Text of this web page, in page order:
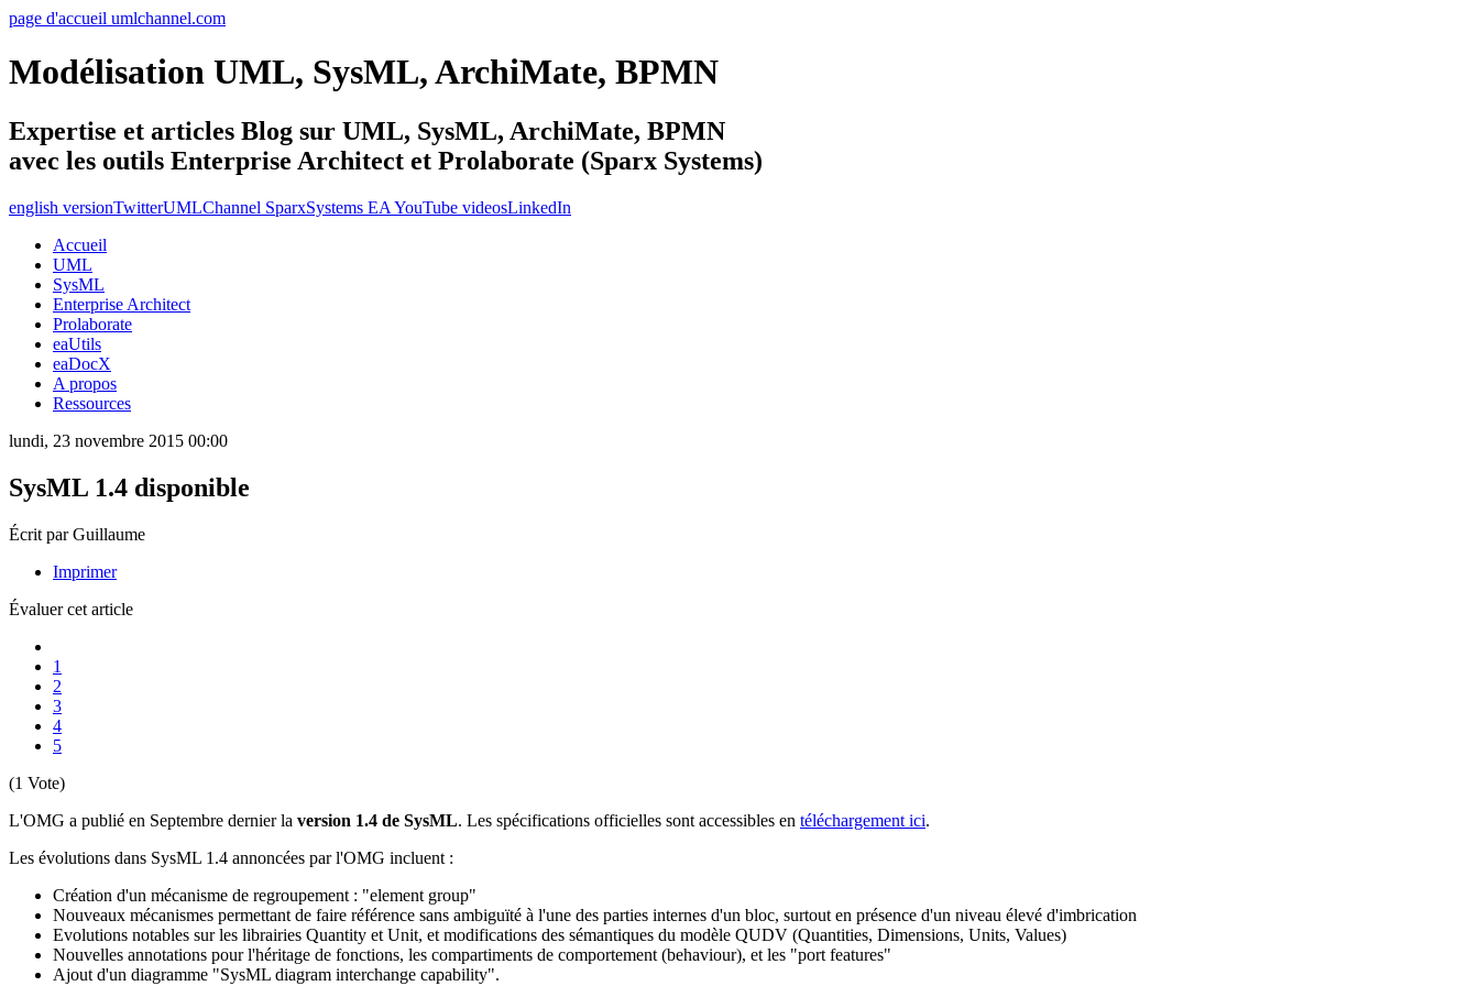
page d'accueil umlchannel.com
Modélisation UML, SysML, ArchiMate, BPMN
Expertise et articles Blog sur UML, SysML, ArchiMate, BPMN
avec les outils Enterprise Architect et Prolaborate (Sparx Systems)
english versionTwitterUMLChannel SparxSystems EA YouTube videosLinkedIn
Accueil
UML
SysML
Enterprise Architect
Prolaborate
eaUtils
eaDocX
A propos
Ressources
lundi, 23 novembre 2015 00:00
SysML 1.4 disponible
Écrit par Guillaume
Imprimer
Évaluer cet article
1
2
3
4
5
(1 Vote)
L'OMG a publié en Septembre dernier la version 1.4 de SysML. Les spécifications officielles sont accessibles en téléchargement ici.
Les évolutions dans SysML 1.4 annoncées par l'OMG incluent :
Création d'un mécanisme de regroupement : "element group"
Nouveaux mécanismes permettant de faire référence sans ambiguïté à l'une des parties internes d'un bloc, surtout en présence d'un niveau élevé d'imbrication
Evolutions notables sur les librairies Quantity et Unit, et modifications des sémantiques du modèle QUDV (Quantities, Dimensions, Units, Values)
Nouvelles annotations pour l'héritage de fonctions, les compartiments de comportement (behaviour), et les "port features"
Ajout d'un diagramme "SysML diagram interchange capability".